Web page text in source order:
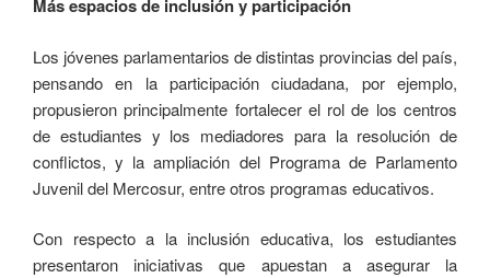
Más espacios de inclusión y participación
Los jóvenes parlamentarios de distintas provincias del país,
pensando en la participación ciudadana, por ejemplo,
propusieron principalmente fortalecer el rol de los centros
de estudiantes y los mediadores para la resolución de
conflictos, y la ampliación del Programa de Parlamento
Juvenil del Mercosur, entre otros programas educativos.
Con respecto a la inclusión educativa, los estudiantes
presentaron iniciativas que apuestan a asegurar la